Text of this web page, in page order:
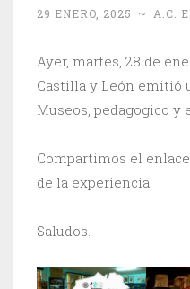
29 ENERO, 2025 ~ A.C.
Ayer, martes, 28 de
Castilla y León emitió
Museos, pedagogico y
Compartimos el
de la experiencia.
Saludos.